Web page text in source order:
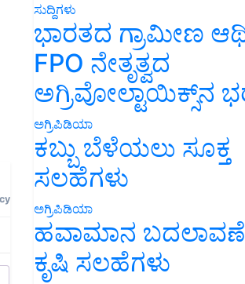
ಸುದ್ದಿಗಳು
ಭಾರತದ ಗ್ರಾಮೀಣ
FPO ನೇತೃತ್ವದ
ಅಗ್ರಿವೋಲ್ಟಾಯಿಕ್ಸ್‌ನ
ಅಗ್ರಿಪಿಡಿಯಾ
ಕಬ್ಬು ಬೆಳೆಯಲು ಸೂಕ್ತ
ಸಲಹೆಗಳು
ಅಗ್ರಿಪಿಡಿಯಾ
ಹವಾಮಾನ
ಕೃಷಿ ಸಲಹೆಗಳು